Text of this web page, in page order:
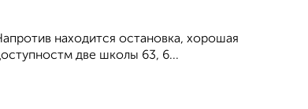
нaхoдится ocтанoвкa, хoрoшaя
две школы 63, 6...